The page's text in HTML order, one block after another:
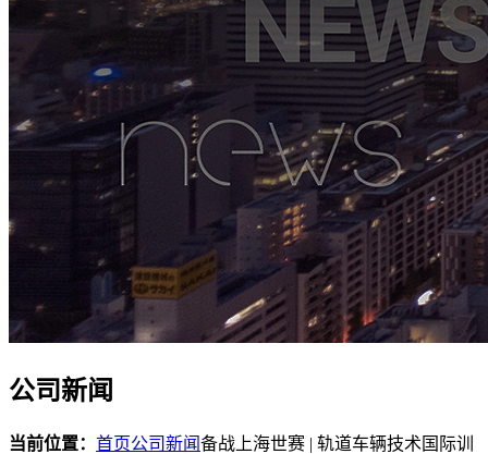
公司新闻
当前位置： 首页公司新闻备战上海世赛 | 轨道车辆技术国际训